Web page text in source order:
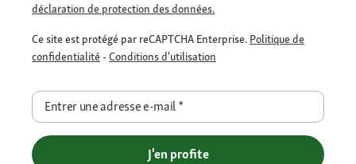
déclaration de protection des données.
Ce site est protégé par reCAPTCHA Enterprise. Politique de
confidentialité - Conditions d'utilisation
Entrer une adresse e-mail*
J'en profite